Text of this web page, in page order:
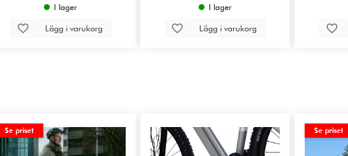
I lager
Lägg i varukorg
I lager
Lägg i varukorg
Se priset Se priset